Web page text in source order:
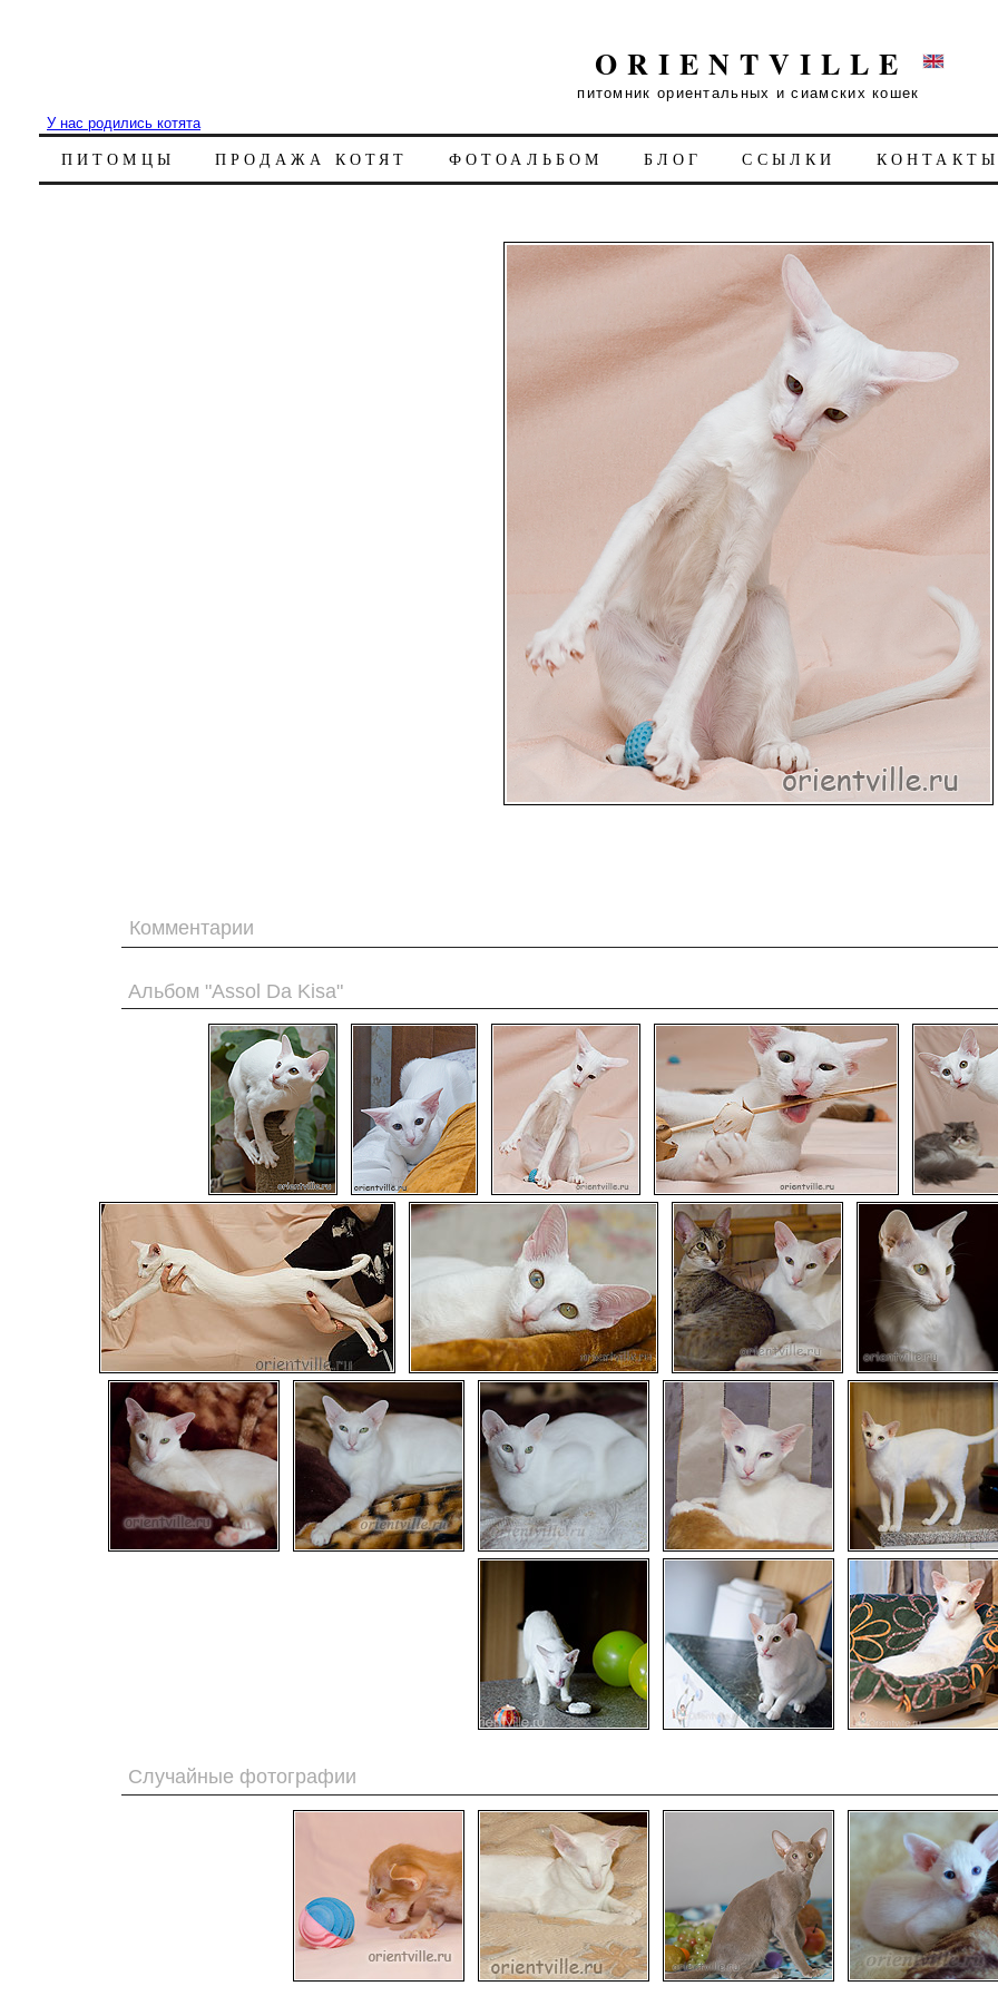
ORIENTVILLE
питомник ориентальных и сиамских кошек
У нас родились котята
ПИТОМЦЫ ПРОДАЖА КОТЯТ ФОТОАЛЬБОМ БЛОГ ССЫЛКИ КОНТАКТЫ
Комментарии
Альбом "Assol Da Kisa"
Случайные фотографии